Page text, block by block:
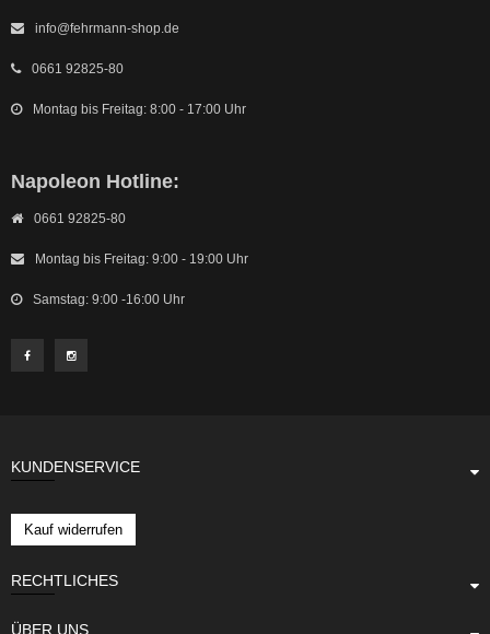
Samstag: 9:00 -16:00 Uhr
KUNDENSERVICE
Kauf widerrufen